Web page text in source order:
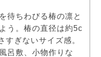
待ちわびる椿の凛と
う。椿の直径は約5c
すぎないサイズ感。
呂敷、小物作りな